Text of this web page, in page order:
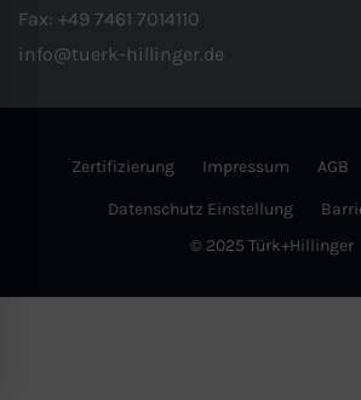
Fax: +49 7461 7014110
info@tuerk-hillinger.de
Zertifizierung Impressum AGB
Datenschutz Einstellung
© 2025 Türk+Hillinger